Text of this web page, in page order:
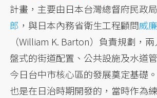
計畫，主要由日本台灣總督府民政
郎 ，與日本內務省衛生工程顧問威
（William K. Barton）負責規劃，
盤式的街道配置、公共設施及水道
今日台中市核心區的發展奠定基礎
也是在日治時期開發的，當時作為